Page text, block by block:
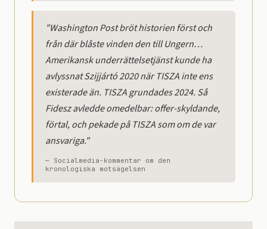
"Washington Post bröt historien först och
från där blåste vinden den till Ungern…
Amerikansk underrättelsetjänst kunde ha
avlyssnat Szijjártó 2020 när TISZA inte ens
existerade än. TISZA grundades 2024. Så
Fidesz avledde omedelbar: offer-skyldande,
förtal, och pekade på TISZA som om de var
ansvariga."
— Socialmedia-kommentar om den
kronologiska motsägelsen